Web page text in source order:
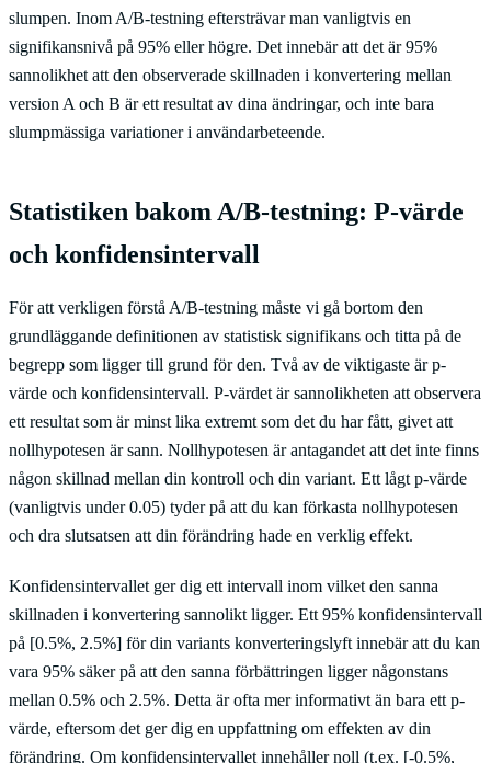
slumpen. Inom A/B-testning eftersträvar man vanligtvis en
signifikansnivå på 95% eller högre. Det innebär att det är 95%
sannolikhet att den observerade skillnaden i konvertering mellan
version A och B är ett resultat av dina ändringar, och inte bara
slumpmässiga variationer i användarbeteende.
Statistiken bakom A/B-testning: P-värde
och konfidensintervall
För att verkligen förstå A/B-testning måste vi gå bortom den
grundläggande definitionen av statistisk signifikans och titta på de
begrepp som ligger till grund för den. Två av de viktigaste är p-
värde och konfidensintervall. P-värdet är sannolikheten att observera
ett resultat som är minst lika extremt som det du har fått, givet att
nollhypotesen är sann. Nollhypotesen är antagandet att det inte finns
någon skillnad mellan din kontroll och din variant. Ett lågt p-värde
(vanligtvis under 0.05) tyder på att du kan förkasta nollhypotesen
och dra slutsatsen att din förändring hade en verklig effekt.
Konfidensintervallet ger dig ett intervall inom vilket den sanna
skillnaden i konvertering sannolikt ligger. Ett 95% konfidensintervall
på [0.5%, 2.5%] för din variants konverteringslyft innebär att du kan
vara 95% säker på att den sanna förbättringen ligger någonstans
mellan 0.5% och 2.5%. Detta är ofta mer informativt än bara ett p-
värde, eftersom det ger dig en uppfattning om effekten av din
förändring. Om konfidensintervallet innehåller noll (t.ex. [-0.5%,